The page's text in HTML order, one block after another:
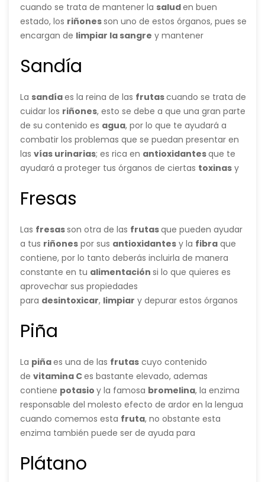
cuando se trata de mantener la saluden buen
estado, los riñonesson uno de estos órganos, pues se
encargan de limpiar la sangre y mantener
dejaremos un listado de
es desintoxicar tus riñones y mantenerlos
saludable.
Sandía
La sandíaes la reina de las frutascuando se trata de
cuidar los riñones, esto se debe a que una gran parte
de su contenido es agua, por lo que te ayudará a
combatir los problemas que se puedan presentar en
las vías urinarias; es rica en antioxidantesque te
ayudará a proteger tus órganos de ciertas toxinas y
propiedades diuréticas
Fresas
Las fresasson otra de las frutasque pueden ayudar
a tus riñones por sus antioxidantes y la fibra que
contiene, por lo tanto deberás incluirla de manera
constante en tu alimentación si lo que quieres es
aprovechar sus propiedades
para desintoxicar, limpiar y depurar estos órganos
de especial ayuda cuando se sufre de
Piña
La piñaes una de las frutas cuyo contenido
de vitamina Ces bastante elevado, ademas
contiene potasio y la famosa bromelina, la enzima
responsable del molesto efecto de ardor en la lengua
cuando comemos esta fruta, no obstante esta
enzima también puede ser de ayuda para
efectos antinflamatorios
Plátano